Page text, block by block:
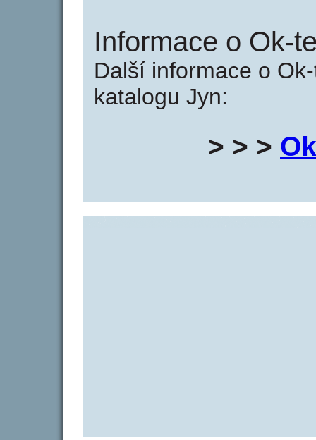
Informace o Ok-
Další informace o
katalogu Jyn:
> > >